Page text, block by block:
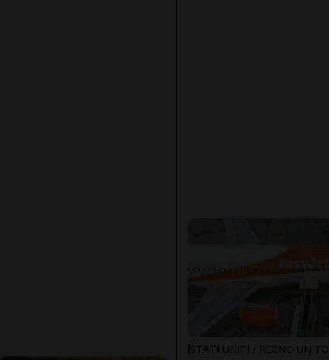
STATI UNITI / REGNO UNITO